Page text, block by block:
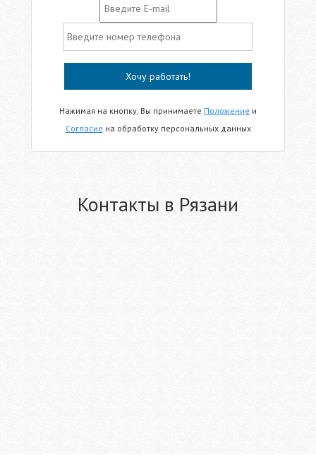
Нажимая на кнопку, Вы принимаете Положение и
Согласие на обработку персональных данных
Контакты в Рязани